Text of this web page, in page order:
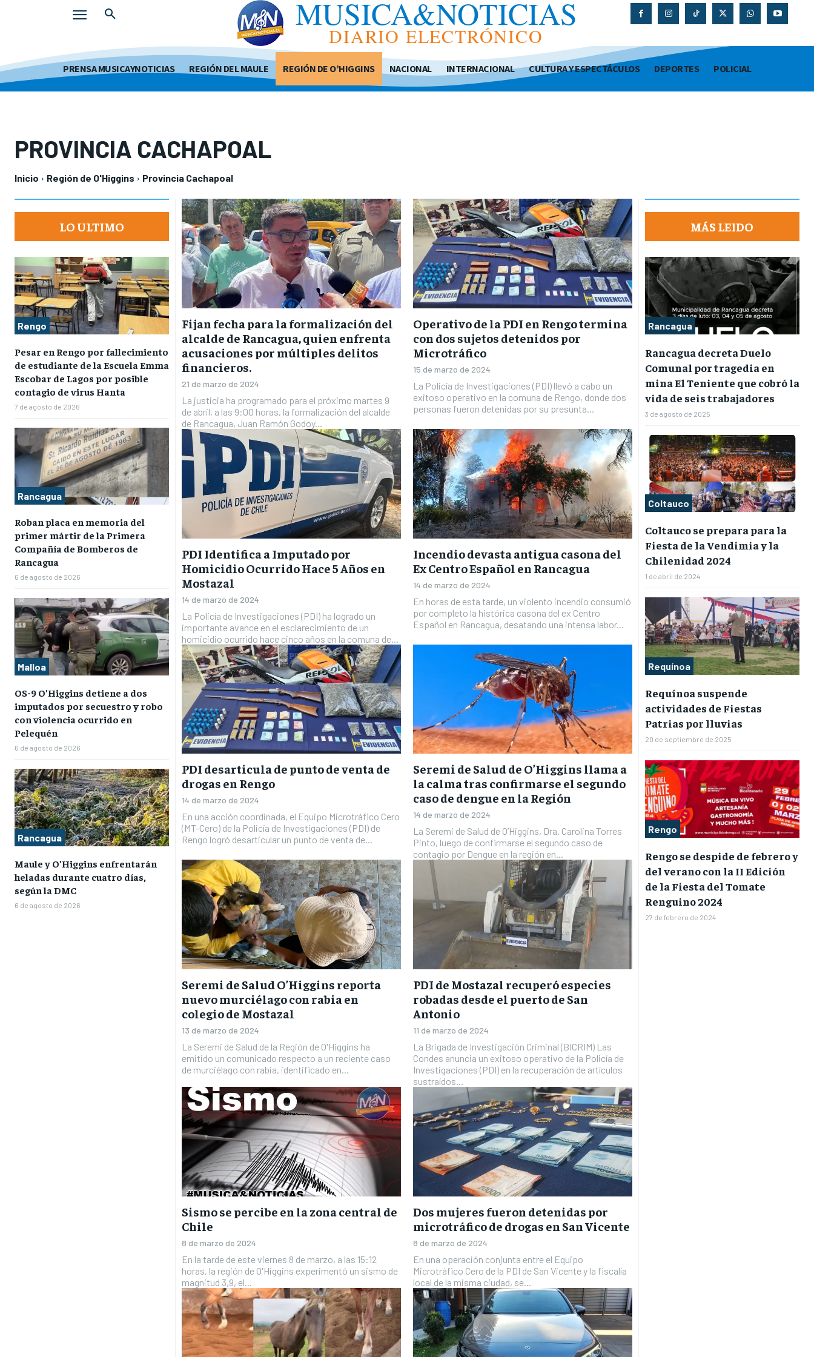
MUSICA&NOTICIAS
DIARIO ELECTRÓNICO
PRENSA MUSICAYNOTICIAS REGIÓN DEL MAULE REGIÓN DE O’HIGGINS NACIONAL INTERNACIONAL CULTURA Y ESPECTÁCULOS DEPORTES POLICIAL
PROVINCIA CACHAPOAL
Inicio Región de O'Higgins Provincia Cachapoal
LO ULTIMO
Rengo
Pesar en Rengo por fallecimiento
de estudiante de la Escuela Emma
Escobar de Lagos por posible
contagio de virus Hanta
7 de agosto de 2026
Rancagua
Roban placa en memoria del
primer mártir de la Primera
Compañía de Bomberos de
Rancagua
6 de agosto de 2026
Malloa
OS-9 O’Higgins detiene a dos
imputados por secuestro y robo
con violencia ocurrido en
Pelequén
6 de agosto de 2026
Rancagua
Maule y O’Higgins enfrentarán
heladas durante cuatro días,
según la DMC
6 de agosto de 2026
Fijan fecha para la formalización del
alcalde de Rancagua, quien enfrenta
acusaciones por múltiples delitos
financieros.
21 de marzo de 2024
La justicia ha programado para el próximo martes 9
de abril, a las 9:00 horas, la formalización del alcalde
de Rancagua, Juan Ramón Godoy...
Operativo de la PDI en Rengo termina
con dos sujetos detenidos por
Microtráfico
15 de marzo de 2024
La Policía de Investigaciones (PDI) llevó a cabo un
exitoso operativo en la comuna de Rengo, donde dos
personas fueron detenidas por su presunta...
PDI Identifica a Imputado por
Homicidio Ocurrido Hace 5 Años en
Mostazal
14 de marzo de 2024
La Policía de Investigaciones (PDI) ha logrado un
importante avance en el esclarecimiento de un
homicidio ocurrido hace cinco años en la comuna de...
Incendio devasta antigua casona del
Ex Centro Español en Rancagua
14 de marzo de 2024
En horas de esta tarde, un violento incendio consumió
por completo la histórica casona del ex Centro
Español en Rancagua, desatando una intensa labor...
PDI desarticula de punto de venta de
drogas en Rengo
14 de marzo de 2024
En una acción coordinada, el Equipo Microtráfico Cero
(MT-Cero) de la Policía de Investigaciones (PDI) de
Rengo logró desarticular un punto de venta de...
Seremi de Salud de O’Higgins llama a
la calma tras confirmarse el segundo
caso de dengue en la Región
14 de marzo de 2024
La Seremi de Salud de O’Higgins, Dra. Carolina Torres
Pinto, luego de confirmarse el segundo caso de
contagio por Dengue en la región en...
Seremi de Salud O’Higgins reporta
nuevo murciélago con rabia en
colegio de Mostazal
13 de marzo de 2024
La Seremi de Salud de la Región de O'Higgins ha
emitido un comunicado respecto a un reciente caso
de murciélago con rabia, identificado en...
PDI de Mostazal recuperó especies
robadas desde el puerto de San
Antonio
11 de marzo de 2024
La Brigada de Investigación Criminal (BICRIM) Las
Condes anuncia un exitoso operativo de la Policía de
Investigaciones (PDI) en la recuperación de artículos
sustraídos...
Sismo se percibe en la zona central de
Chile
8 de marzo de 2024
En la tarde de este viernes 8 de marzo, a las 15:12
horas, la región de O'Higgins experimentó un sismo de
magnitud 3,9, el...
Dos mujeres fueron detenidas por
microtráfico de drogas en San Vicente
8 de marzo de 2024
En una operación conjunta entre el Equipo
Microtráfico Cero de la PDI de San Vicente y la fiscalía
local de la misma ciudad, se...
MÁS LEIDO
Rancagua
Rancagua decreta Duelo
Comunal por tragedia en
mina El Teniente que cobró la
vida de seis trabajadores
3 de agosto de 2025
Coltauco
Coltauco se prepara para la
Fiesta de la Vendimia y la
Chilenidad 2024
1 de abril de 2024
Requínoa
Requínoa suspende
actividades de Fiestas
Patrias por lluvias
20 de septiembre de 2025
Rengo
Rengo se despide de febrero y
del verano con la II Edición
de la Fiesta del Tomate
Renguino 2024
27 de febrero de 2024